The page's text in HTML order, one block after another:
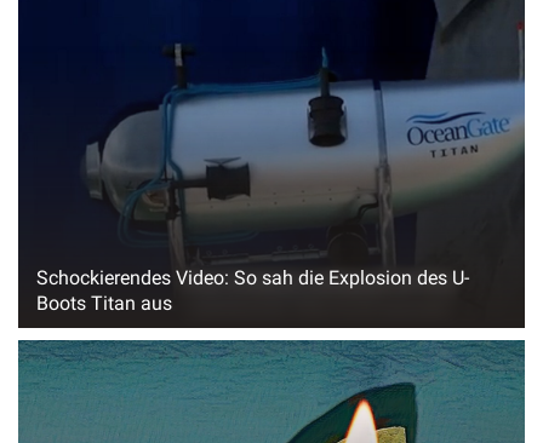
Schockierendes Video: So sah die Explosion des U-
Boots Titan aus